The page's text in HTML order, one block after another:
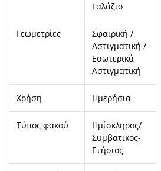
Γαλάζιο
Γεωμετρίες
Σφαιρική /
Αστιγματική /
Εσωτερικά
Αστιγματική
Χρήση Ημερήσια
Τύπος φακού
Ημίσκληρος/
Συμβατικός-
Ετήσιος